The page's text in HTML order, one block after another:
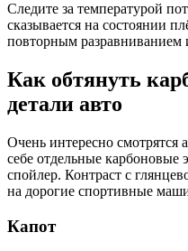
Следите за температурой
сказывается на состоянии
повторным разравниванием
Как обтянуть
детали авто
Очень интересно
себе отдельные карбоновые
спойлер. Контраст с
на дорогие спортивные
Капот